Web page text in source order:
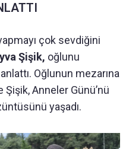
çok sevdiğini
Şişik, oğlunu
Oğlunun mezarına
Şişik, Anneler Günü’nü
yaşadı.